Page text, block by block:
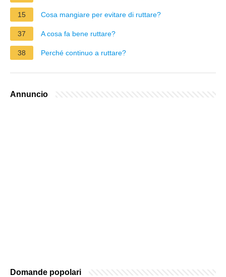
15 Cosa mangiare per evitare di ruttare?
37 A cosa fa bene ruttare?
38 Perché continuo a ruttare?
Annuncio
Domande popolari